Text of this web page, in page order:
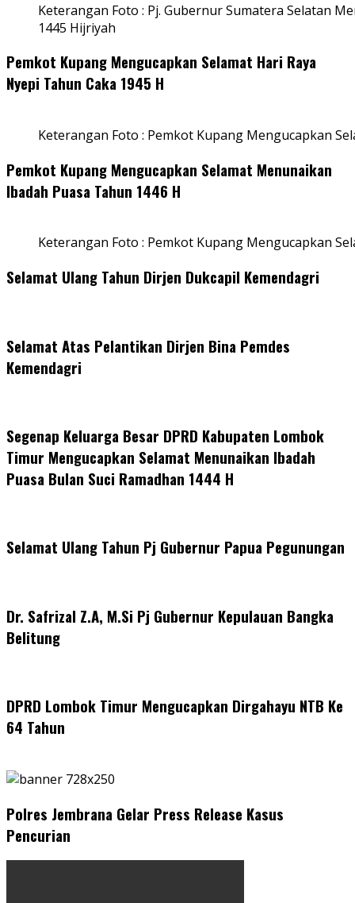
Keterangan Foto : Pj. Gubernur Sumatera Selatan
1445 Hijriyah
Pemkot Kupang Mengucapkan Selamat Hari Raya
Nyepi Tahun Caka 1945 H
Keterangan Foto : Pemkot Kupang Mengucapkan
Pemkot Kupang Mengucapkan Selamat Menunaikan
Ibadah Puasa Tahun 1446 H
Keterangan Foto : Pemkot Kupang Mengucapkan
Selamat Ulang Tahun Dirjen Dukcapil Kemendagri
Selamat Atas Pelantikan Dirjen Bina Pemdes
Kemendagri
Segenap Keluarga Besar DPRD Kabupaten Lombok
Timur Mengucapkan Selamat Menunaikan Ibadah
Puasa Bulan Suci Ramadhan 1444 H
Selamat Ulang Tahun Pj Gubernur Papua Pegunungan
Dr. Safrizal Z.A, M.Si Pj Gubernur Kepulauan Bangka
Belitung
DPRD Lombok Timur Mengucapkan Dirgahayu NTB Ke
64 Tahun
Polres Jembrana Gelar Press Release Kasus
Pencurian